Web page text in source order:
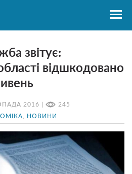
2016 | 245
НОВИНИ
звітує:
відшкодовано